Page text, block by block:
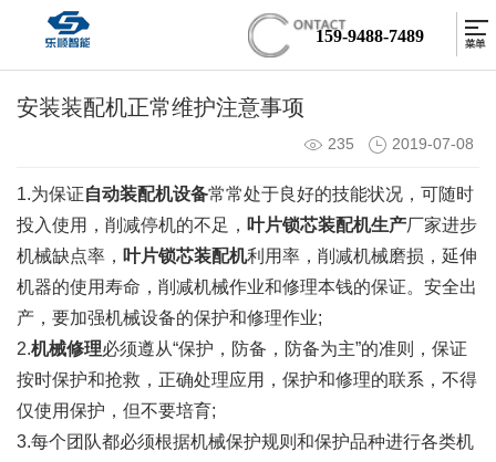
159-9488-7489
安装装配机正常维护注意事项
235 2019-07-08
1.为保证自动装配机设备常常处于良好的技能状况，可随时
投入使用，削减停机的不足， 叶片锁芯装配机生产厂家进步
机械缺点率， 叶片锁芯装配机利用率，削减机械磨损，延伸
机器的使用寿命，削减机械作业和修理本钱的保证。安全出
产，要加强机械设备的保护和修理作业;
2.机械修理必须遵从“保护，防备，防备为主”的准则，保证
按时保护和抢救，正确处理应用，保护和修理的联系，不得
仅使用保护，但不要培育;
3.每个团队都必须根据机械保护规则和保护品种进行各类机